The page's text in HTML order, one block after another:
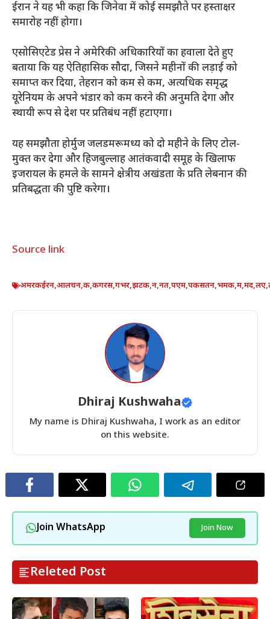
ईरान ने यह भी कहा कि जिनेवा में कोई समझौते पर हस्ताक्षर
समारोह नहीं होगा।
एसोसिएटेड प्रेस ने अमेरिकी अधिकारियों का हवाला देते हुए
बताया कि यह ऐतिहासिक सौदा, जिसने महीनों की लड़ाई को
समाप्त कर दिया, तेहरान को कम से कम, अत्यधिक समृद्ध
यूरेनियम के अपने भंडार को कम करने की अनुमति देगा और
स्थायी रूप से देश पर प्रतिबंध नहीं हटाएगा।
यह समझौता होर्मुज जलडमरूमध्य को दो महीने के लिए टोल-
मुक्त कर देगा और हिजबुल्लाह आतंकवादी समूह के खिलाफ
इजरायल के हमले के सामने क्षेत्रीय अखंडता के प्रति लेबनान की
प्रतिबद्धता की पुष्टि करेगा।
Source link
अमरकईरन,आलचन,क,कगरस,गभर,झटक,न,नत,पएम,पकसतन,भमक,म,मद,लए,
Dhiraj Kushwaha
My name is Dhiraj Kushwaha, I work as an editor
on this website.
Join WhatsApp Join Now
Releted Post